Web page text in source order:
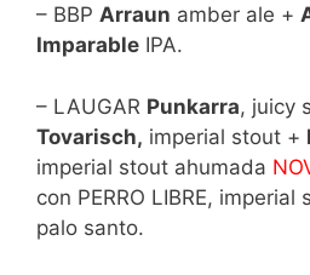
– BBP Arraun amber ale +
Imparable IPA.
– LAUGAR Punkarra, juicy
Tovarisch, imperial stout +
imperial stout ahumada
con PERRO LIBRE,
palo santo.